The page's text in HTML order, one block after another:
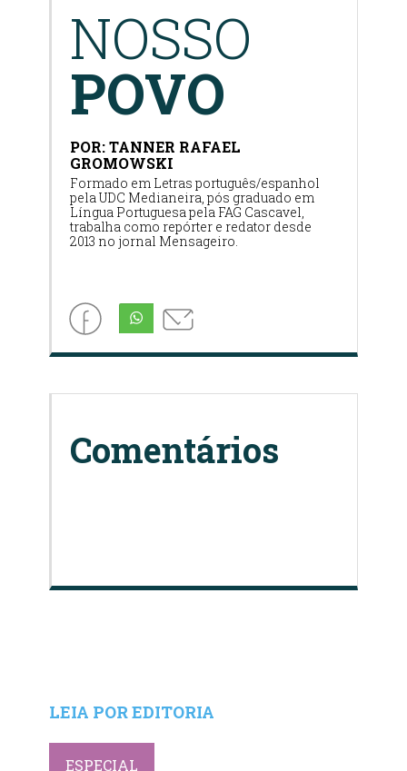
NOSSO
POVO
POR: TANNER RAFAEL
GROMOWSKI
Formado em Letras português/espanhol
pela UDC Medianeira, pós graduado em
Língua Portuguesa pela FAG Cascavel,
trabalha como repórter e redator desde
2013 no jornal Mensageiro.
Comentários
LEIA POR EDITORIA
ESPECIAL